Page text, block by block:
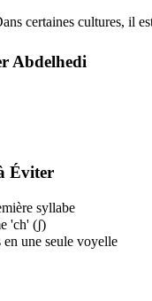
certaines cultures, il
Abdelhedi
Éviter
syllabe
'ch' (ʃ)
une seule voyelle